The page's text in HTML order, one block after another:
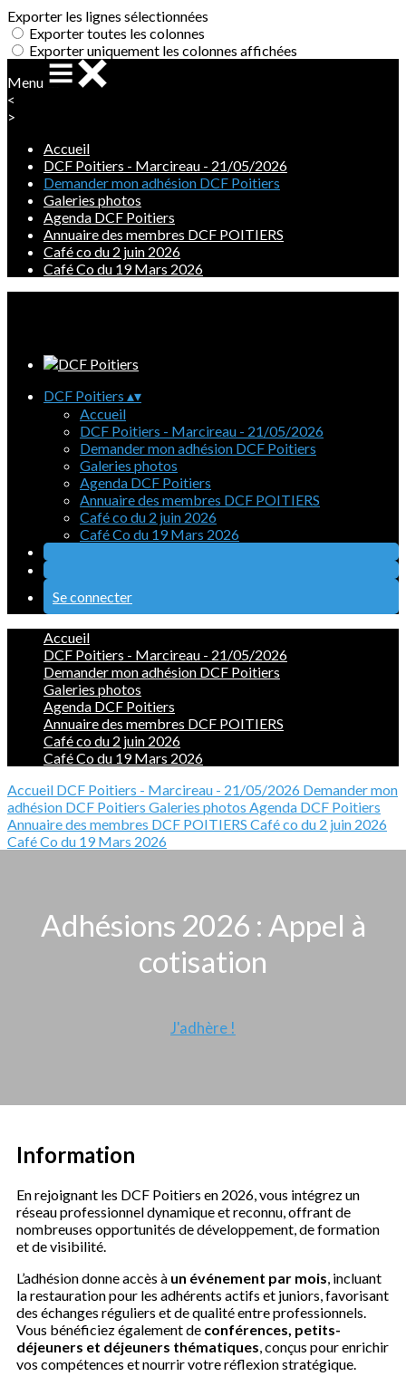
Exporter les lignes sélectionnées
Exporter toutes les colonnes
Exporter uniquement les colonnes affichées
Menu
<
>
Accueil
DCF Poitiers - Marcireau - 21/05/2026
Demander mon adhésion DCF Poitiers
Galeries photos
Agenda DCF Poitiers
Annuaire des membres DCF POITIERS
Café co du 2 juin 2026
Café Co du 19 Mars 2026
DCF Poitiers ▴▾
Accueil
DCF Poitiers - Marcireau - 21/05/2026
Demander mon adhésion DCF Poitiers
Galeries photos
Agenda DCF Poitiers
Annuaire des membres DCF POITIERS
Café co du 2 juin 2026
Café Co du 19 Mars 2026
Se connecter
Accueil
DCF Poitiers - Marcireau - 21/05/2026
Demander mon adhésion DCF Poitiers
Galeries photos
Agenda DCF Poitiers
Annuaire des membres DCF POITIERS
Café co du 2 juin 2026
Café Co du 19 Mars 2026
Accueil DCF Poitiers - Marcireau - 21/05/2026 Demander mon
adhésion DCF Poitiers Galeries photos Agenda DCF Poitiers
Annuaire des membres DCF POITIERS Café co du 2 juin 2026
Café Co du 19 Mars 2026
Adhésions 2026 : Appel à
cotisation
J'adhère !
Information
En rejoignant les DCF Poitiers en 2026, vous intégrez un
réseau professionnel dynamique et reconnu, offrant de
nombreuses opportunités de développement, de formation
et de visibilité.
L’adhésion donne accès à un événement par mois, incluant
la restauration pour les adhérents actifs et juniors, favorisant
des échanges réguliers et de qualité entre professionnels.
Vous bénéficiez également de conférences, petits-
déjeuners et déjeuners thématiques, conçus pour enrichir
vos compétences et nourrir votre réflexion stratégique.